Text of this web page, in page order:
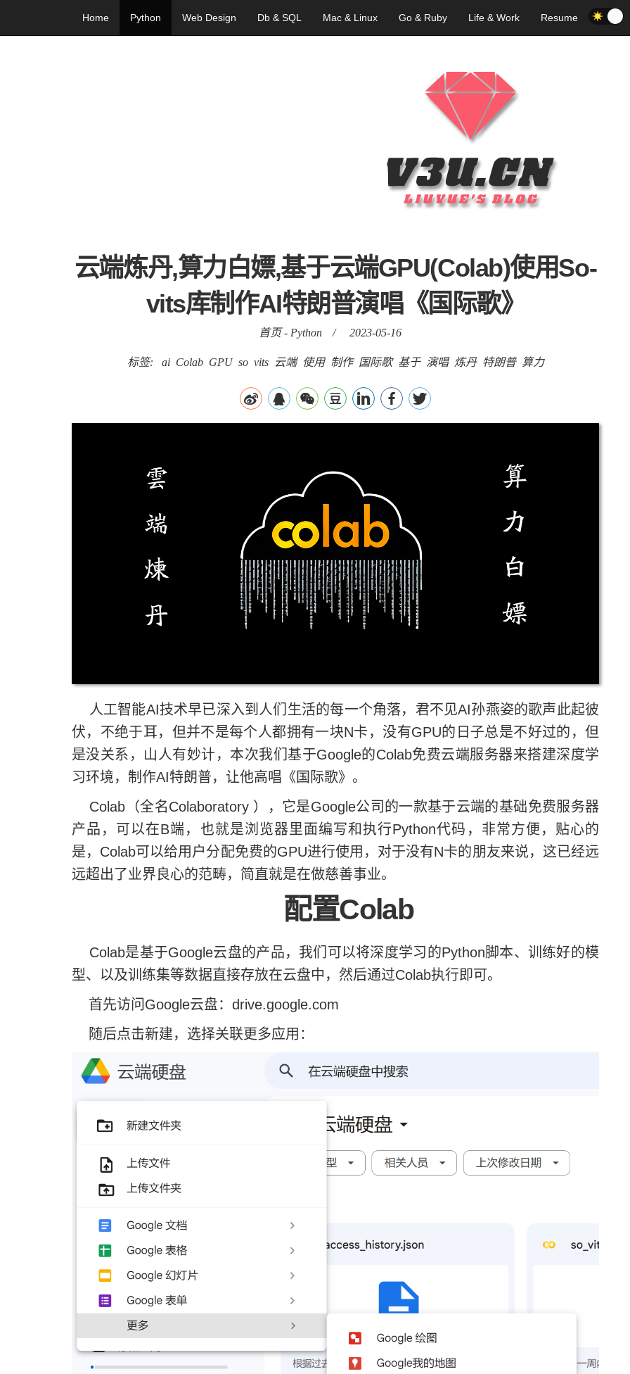
Home Python Web Design Db & SQL Mac & Linux Go & Ruby Life & Work Resume
云端炼丹,算力白嫖,基于云端GPU(Colab)使用So-
vits库制作AI特朗普演唱《国际歌》
首页- Python / 2023-05-16
标签: ai Colab GPU so vits 云端 使用 制作 国际歌 基于 演唱 炼丹 特朗普 算力
人工智能AI技术早已深入到人们生活的每一个角落，君不见AI孙燕姿的歌声此起彼
伏，不绝于耳，但并不是每个人都拥有一块N卡，没有GPU的日子总是不好过的，但
是没关系，山人有妙计，本次我们基于Google的Colab免费云端服务器来搭建深度学
习环境，制作AI特朗普，让他高唱《国际歌》。
Colab（全名Colaboratory ），它是Google公司的一款基于云端的基础免费服务器
产品，可以在B端，也就是浏览器里面编写和执行Python代码，非常方便，贴心的
是，Colab可以给用户分配免费的GPU进行使用，对于没有N卡的朋友来说，这已经远
远超出了业界良心的范畴，简直就是在做慈善事业。
配置Colab
Colab是基于Google云盘的产品，我们可以将深度学习的Python脚本、训练好的模
型、以及训练集等数据直接存放在云盘中，然后通过Colab执行即可。
首先访问Google云盘：drive.google.com
随后点击新建，选择关联更多应用：